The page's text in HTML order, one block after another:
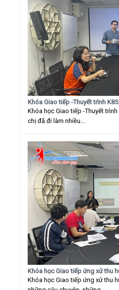
Khóa Giao tiếp -Thuyết trình
Khóa học Giao tiếp -Thuyết
chị đã đi làm nhiều...
Khóa học Giao tiếp ứng xử thu
Khóa học Giao tiếp ứng xử thu